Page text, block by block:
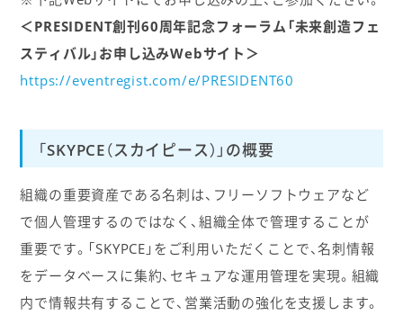
＜PRESIDENT創刊60周年記念フォーラム「未来創造フェ
スティバル」お申し込みWebサイト＞
https://eventregist.com/e/PRESIDENT60
「SKYPCE（スカイピース）」の概要
組織の重要資産である名刺は、フリーソフトウェアなど
で個人管理するのではなく、組織全体で管理することが
重要です。「SKYPCE」をご利用いただくことで、名刺情報
をデータベースに集約、セキュアな運用管理を実現。組織
内で情報共有することで、営業活動の強化を支援します。